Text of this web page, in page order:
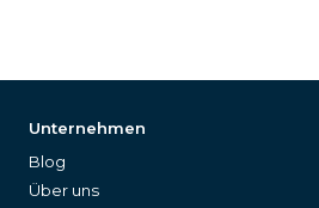
Unternehmen
Blog
Über uns